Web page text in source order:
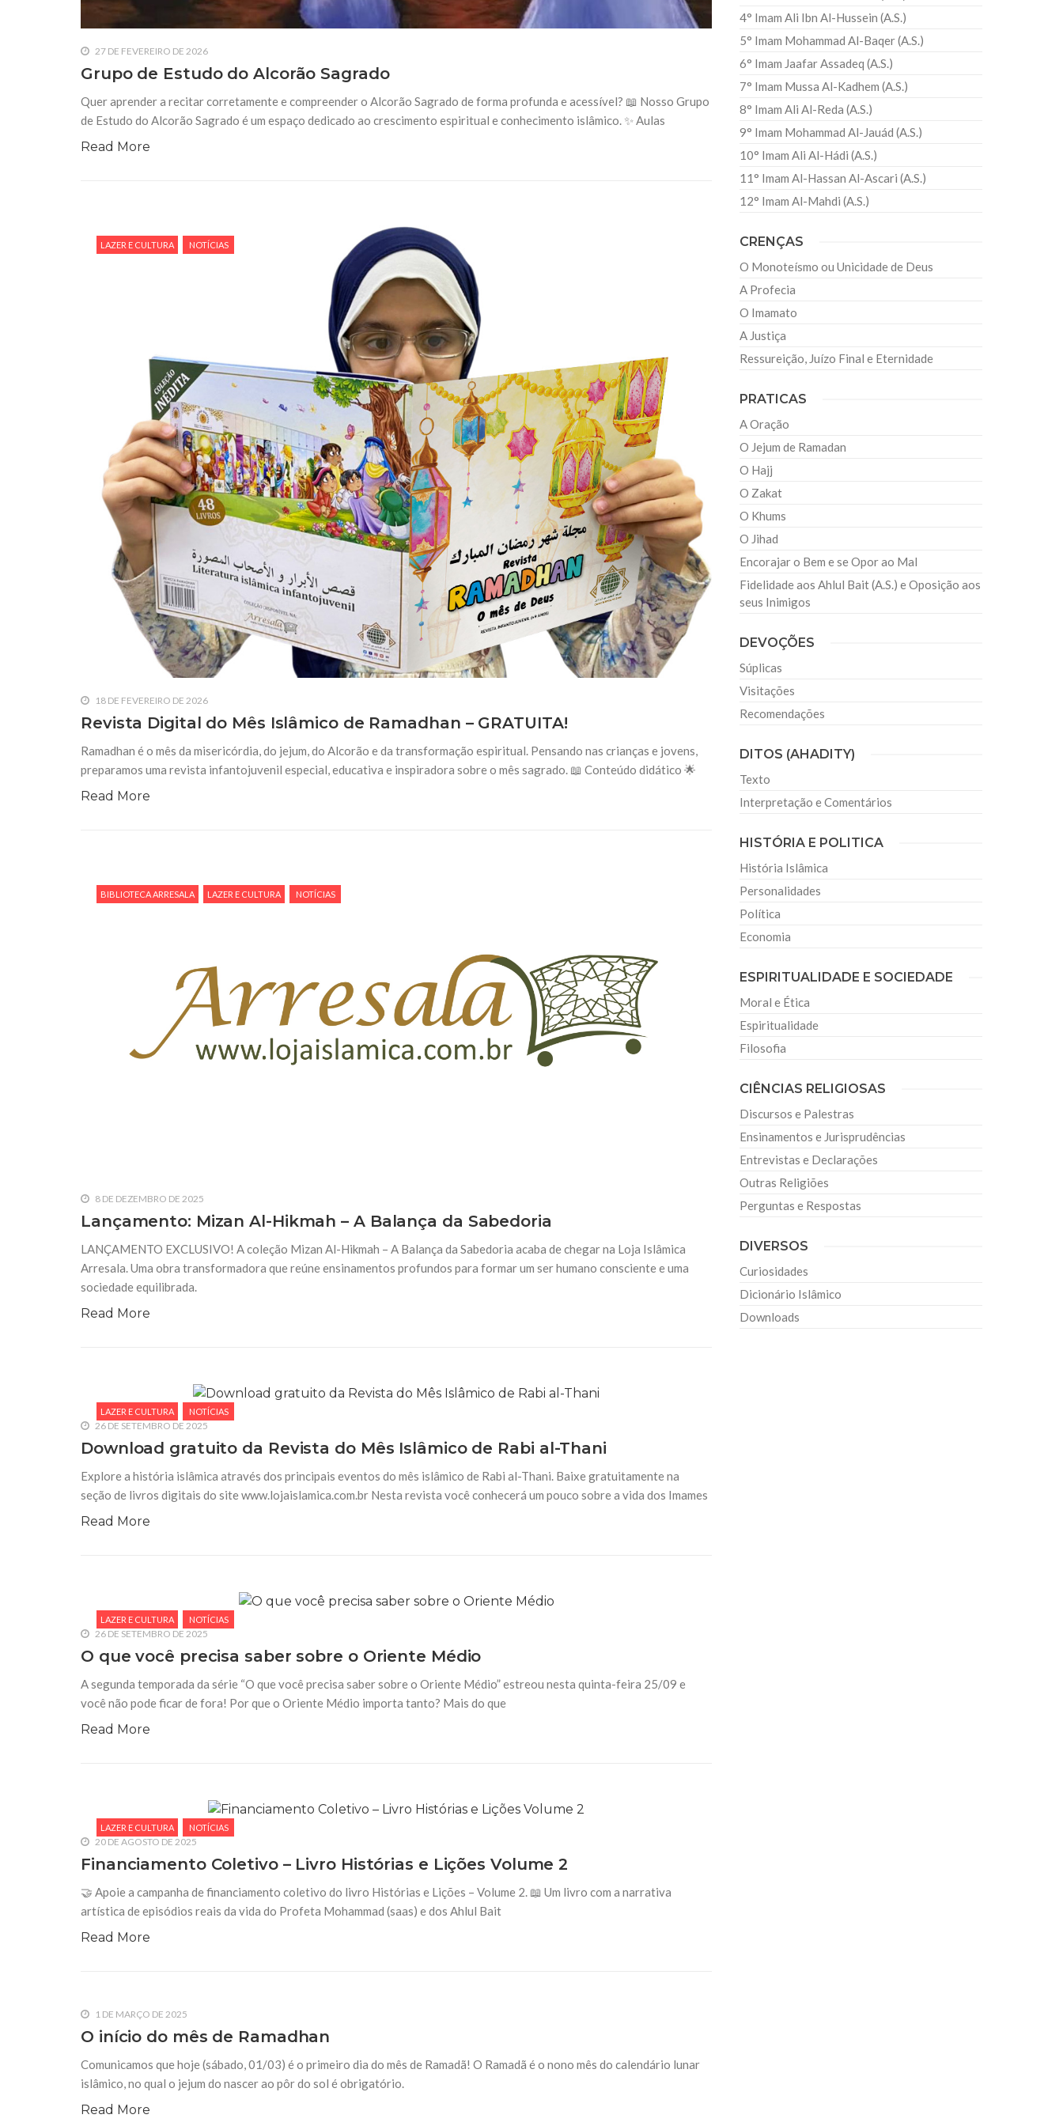
27 DE FEVEREIRO DE 2026
Grupo de Estudo do Alcorão Sagrado
Quer aprender a recitar corretamente e compreender o Alcorão Sagrado de forma profunda e acessível? 📖 Nosso Grupo
de Estudo do Alcorão Sagrado é um espaço dedicado ao crescimento espiritual e conhecimento islâmico. ✨ Aulas
Read More
LAZER E CULTURA NOTÍCIAS
18 DE FEVEREIRO DE 2026
Revista Digital do Mês Islâmico de Ramadhan – GRATUITA!
Ramadhan é o mês da misericórdia, do jejum, do Alcorão e da transformação espiritual. Pensando nas crianças e jovens,
preparamos uma revista infantojuvenil especial, educativa e inspiradora sobre o mês sagrado. 📖 Conteúdo didático 🌟
Read More
BIBLIOTECA ARRESALA LAZER E CULTURA NOTÍCIAS
8 DE DEZEMBRO DE 2025
Lançamento: Mizan Al-Hikmah – A Balança da Sabedoria
LANÇAMENTO EXCLUSIVO! A coleção Mizan Al-Hikmah – A Balança da Sabedoria acaba de chegar na Loja Islâmica
Arresala. Uma obra transformadora que reúne ensinamentos profundos para formar um ser humano consciente e uma
sociedade equilibrada.
Read More
LAZER E CULTURA NOTÍCIAS
26 DE SETEMBRO DE 2025
Download gratuito da Revista do Mês Islâmico de Rabi al-Thani
Explore a história islâmica através dos principais eventos do mês islâmico de Rabi al-Thani. Baixe gratuitamente na
seção de livros digitais do site www.lojaislamica.com.br Nesta revista você conhecerá um pouco sobre a vida dos Imames
Read More
LAZER E CULTURA NOTÍCIAS
26 DE SETEMBRO DE 2025
O que você precisa saber sobre o Oriente Médio
A segunda temporada da série “O que você precisa saber sobre o Oriente Médio” estreou nesta quinta-feira 25/09 e
você não pode ficar de fora! Por que o Oriente Médio importa tanto? Mais do que
Read More
LAZER E CULTURA NOTÍCIAS
20 DE AGOSTO DE 2025
Financiamento Coletivo – Livro Histórias e Lições Volume 2
🤝 Apoie a campanha de financiamento coletivo do livro Histórias e Lições – Volume 2. 📖 Um livro com a narrativa
artística de episódios reais da vida do Profeta Mohammad (saas) e dos Ahlul Bait
Read More
1 DE MARÇO DE 2025
O início do mês de Ramadhan
Comunicamos que hoje (sábado, 01/03) é o primeiro dia do mês de Ramadã! O Ramadã é o nono mês do calendário lunar
islâmico, no qual o jejum do nascer ao pôr do sol é obrigatório.
Read More
4° Imam Ali Ibn Al-Hussein (A.S.)
5° Imam Mohammad Al-Baqer (A.S.)
6° Imam Jaafar Assadeq (A.S.)
7° Imam Mussa Al-Kadhem (A.S.)
8° Imam Ali Al-Reda (A.S.)
9° Imam Mohammad Al-Jauád (A.S.)
10° Imam Ali Al-Hádi (A.S.)
11° Imam Al-Hassan Al-Ascari (A.S.)
12° Imam Al-Mahdi (A.S.)
CRENÇAS
O Monoteísmo ou Unicidade de Deus
A Profecia
O Imamato
A Justiça
Ressureição, Juízo Final e Eternidade
PRATICAS
A Oração
O Jejum de Ramadan
O Hajj
O Zakat
O Khums
O Jihad
Encorajar o Bem e se Opor ao Mal
Fidelidade aos Ahlul Bait (A.S.) e Oposição aos
seus Inimigos
DEVOÇÕES
Súplicas
Visitações
Recomendações
DITOS (AHADITY)
Texto
Interpretação e Comentários
HISTÓRIA E POLITICA
História Islâmica
Personalidades
Política
Economia
ESPIRITUALIDADE E SOCIEDADE
Moral e Ética
Espiritualidade
Filosofia
CIÊNCIAS RELIGIOSAS
Discursos e Palestras
Ensinamentos e Jurisprudências
Entrevistas e Declarações
Outras Religiões
Perguntas e Respostas
DIVERSOS
Curiosidades
Dicionário Islâmico
Downloads